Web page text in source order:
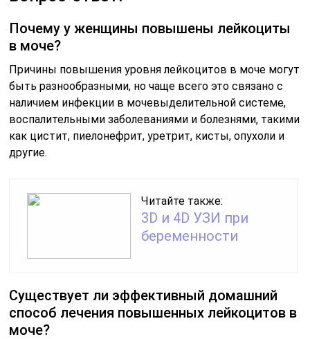
Почему у женщины повышены лейкоциты
в моче?
Причины повышения уровня лейкоцитов в моче могут
быть разнообразными, но чаще всего это связано с
наличием инфекции в мочевыделительной системе,
воспалительными заболеваниями и болезнями, такими
как цистит, пиелонефрит, уретрит, кисты, опухоли и
другие.
Читайте также:
3D и 4D УЗИ при
беременности
Существует ли эффективный домашний
способ лечения повышенных лейкоцитов в
моче?